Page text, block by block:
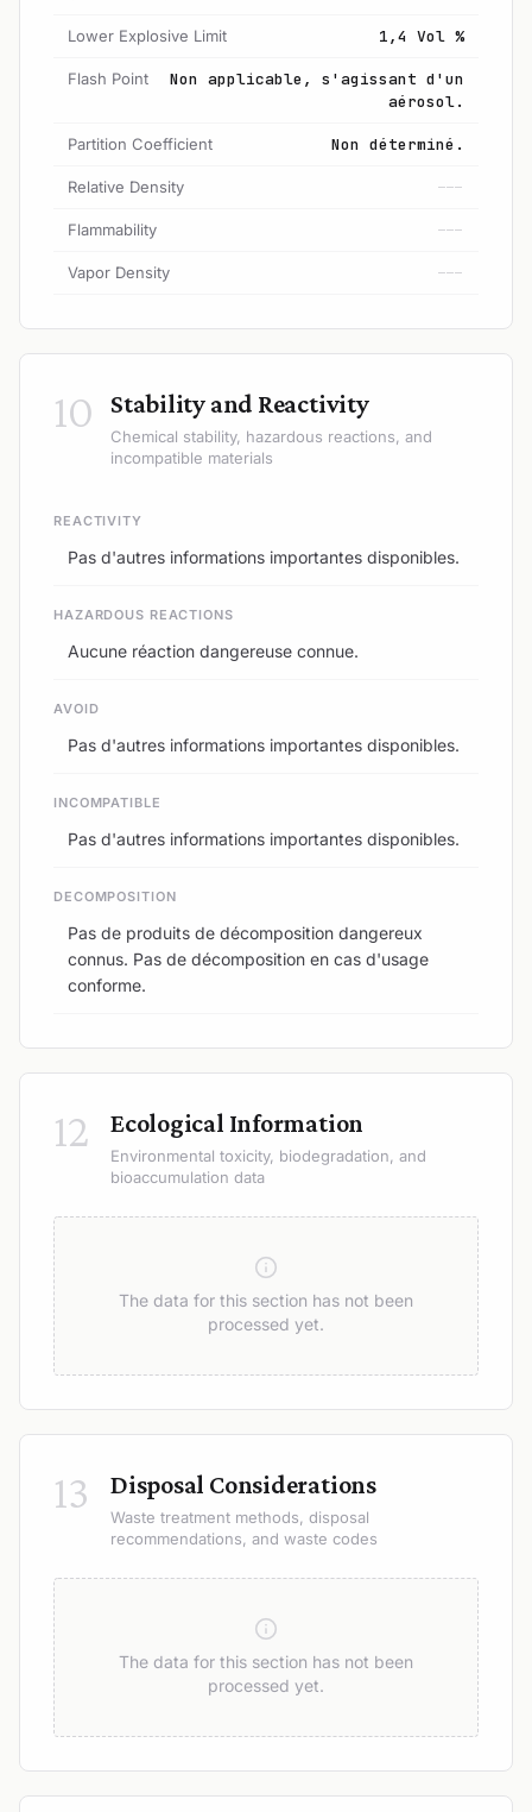
Lower Explosive Limit 1,4 Vol %
Flash Point
Non applicable, s'agissant d'un
aérosol.
Partition Coefficient Non déterminé.
Relative Density ---
Flammability ---
Vapor Density ---
10 Stability and Reactivity
Chemical stability, hazardous reactions, and
incompatible materials
REACTIVITY
Pas d'autres informations importantes disponibles.
HAZARDOUS REACTIONS
Aucune réaction dangereuse connue.
AVOID
Pas d'autres informations importantes disponibles.
INCOMPATIBLE
Pas d'autres informations importantes disponibles.
DECOMPOSITION
Pas de produits de décomposition dangereux
connus. Pas de décomposition en cas d'usage
conforme.
12 Ecological Information
Environmental toxicity, biodegradation, and
bioaccumulation data
The data for this section has not been
processed yet.
13 Disposal Considerations
Waste treatment methods, disposal
recommendations, and waste codes
The data for this section has not been
processed yet.